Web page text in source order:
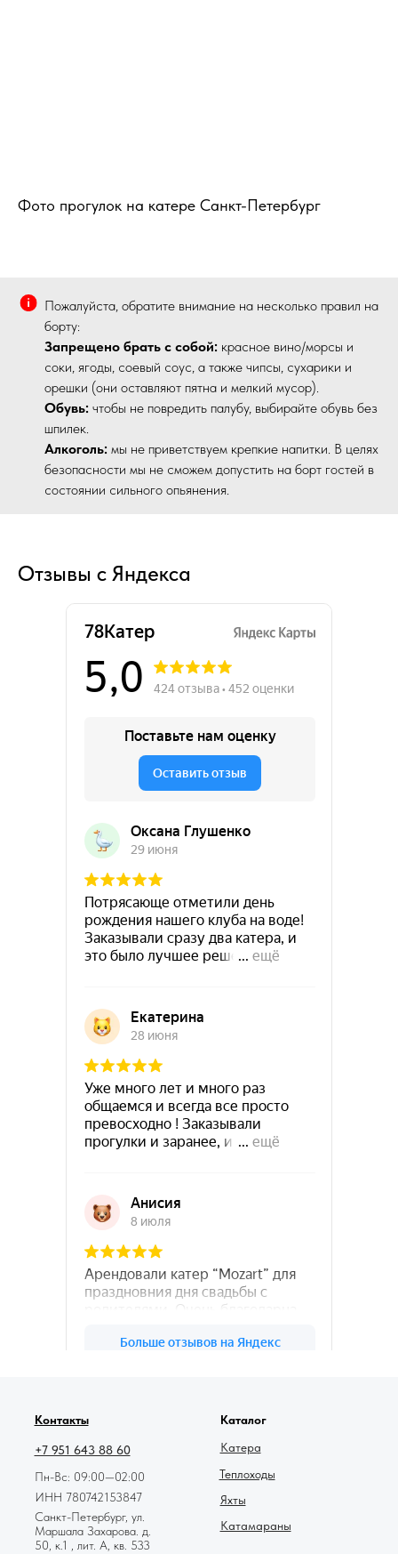
Фото прогулок на катере Санкт-Петербург
Пожалуйста, обратите внимание на несколько правил на
борту:
Запрещено брать с собой: красное вино/морсы и
соки, ягоды, соевый соус, а также чипсы, сухарики и
орешки (они оставляют пятна и мелкий мусор).
Обувь: чтобы не повредить палубу, выбирайте обувь без
шпилек.
Алкоголь: мы не приветствуем крепкие напитки. В целях
безопасности мы не сможем допустить на борт гостей в
состоянии сильного опьянения.
Отзывы с Яндекса
Контакты
+7 951 643 88 60
Пн-Вс: 09:00—02:00
ИНН 780742153847
Санкт-Петербург, ул.
Маршала Захарова. д.
50, к.1 , лит. А, кв. 533
Каталог
Катамараны
Яхты
Теплоходы
Катера